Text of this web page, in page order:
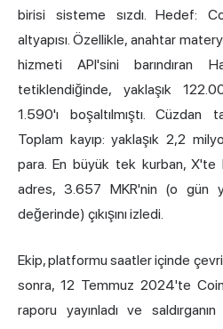
birisi sisteme sızdı. Hedef:
altyapısı. Özellikle, anahtar
hizmeti API'sini barındıran
tetiklendiğinde, yaklaşık
1.590'ı boşaltılmıştı. Cüzdan
Toplam kayıp: yaklaşık 2,2
para. En büyük tek kurban, X'te
adres, 3.657 MKR'nin (o gün
değerinde) çıkışını izledi.
Ekip, platformu saatler içinde
sonra, 12 Temmuz 2024'te
raporu yayınladı ve